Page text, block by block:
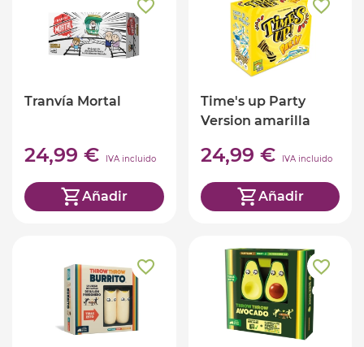
Tranvía Mortal
24,99 € IVA incluido
Añadir
Time's up Party
Version amarilla
24,99 € IVA incluido
Añadir